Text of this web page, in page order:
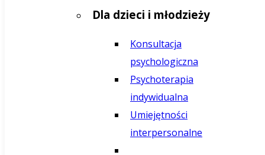
Dla dzieci i młodzieży
Konsultacja
psychologiczna
Psychoterapia
indywidualna
Umiejętności
interpersonalne